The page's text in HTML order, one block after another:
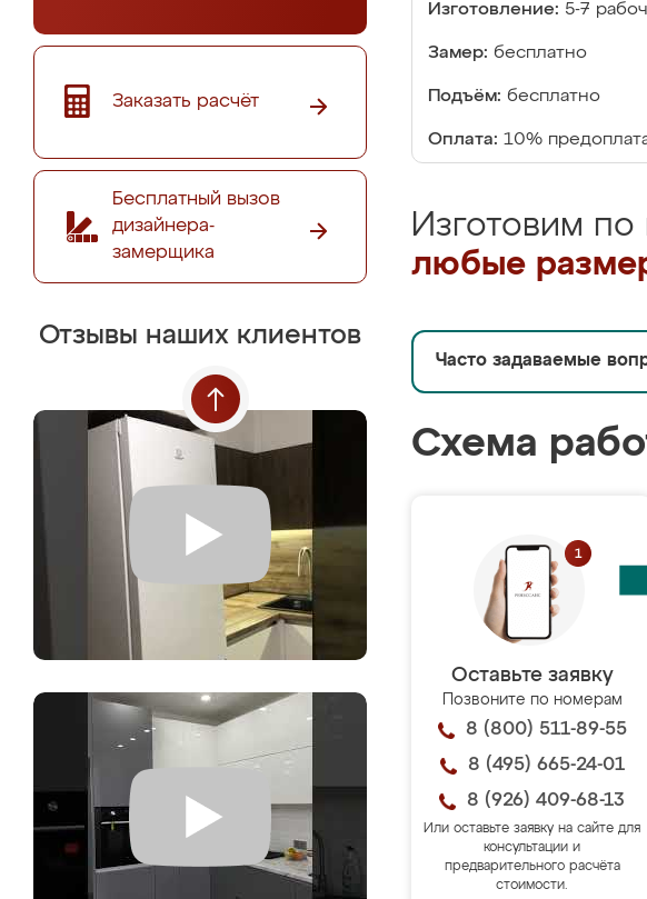
Заказать расчёт
Бесплатный вызов
дизайнера-
замерщика
Отзывы наших клиентов
Изготовление: 5-7
Замер: бесплатно
Подъём: бесплатно
Оплата: 10%
Изготовим по
любые
Часто задаваемые
Схема
Оставьте заявку
Позвоните по номерам
8 (800) 511-89-55
8 (495) 665-24-01
8 (926) 409-68-13
Или оставьте заявку на сайте для
консультации и
предварительного расчёта
стоимости.